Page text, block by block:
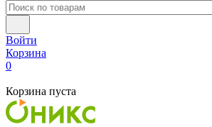
Войти
Корзина
0
Корзина пуста